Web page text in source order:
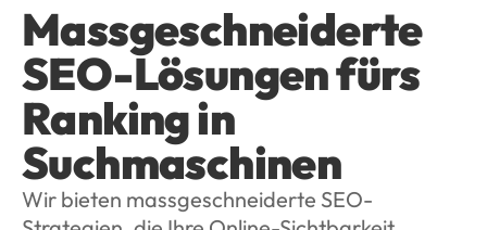
SEO-OPTIMIERUNG UND ONLINE
SICHTBARKEIT
Massgeschneiderte
SEO-Lösungen fürs
Ranking in
Suchmaschinen
Wir bieten massgeschneiderte SEO-